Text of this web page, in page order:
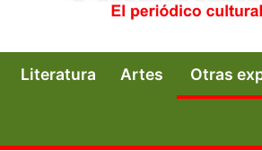
Literatura Artes Otras